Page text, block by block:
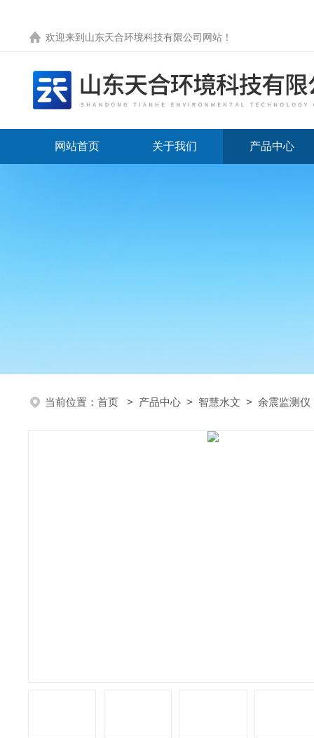
欢迎来到 山东天合环境科技有限公司网站 ！
网站首页 关于我们 产品中心
当前位置： 首页 > 产品中心 > 智慧水文 > 余震监测仪